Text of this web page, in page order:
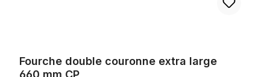
Fourche double couronne extra large